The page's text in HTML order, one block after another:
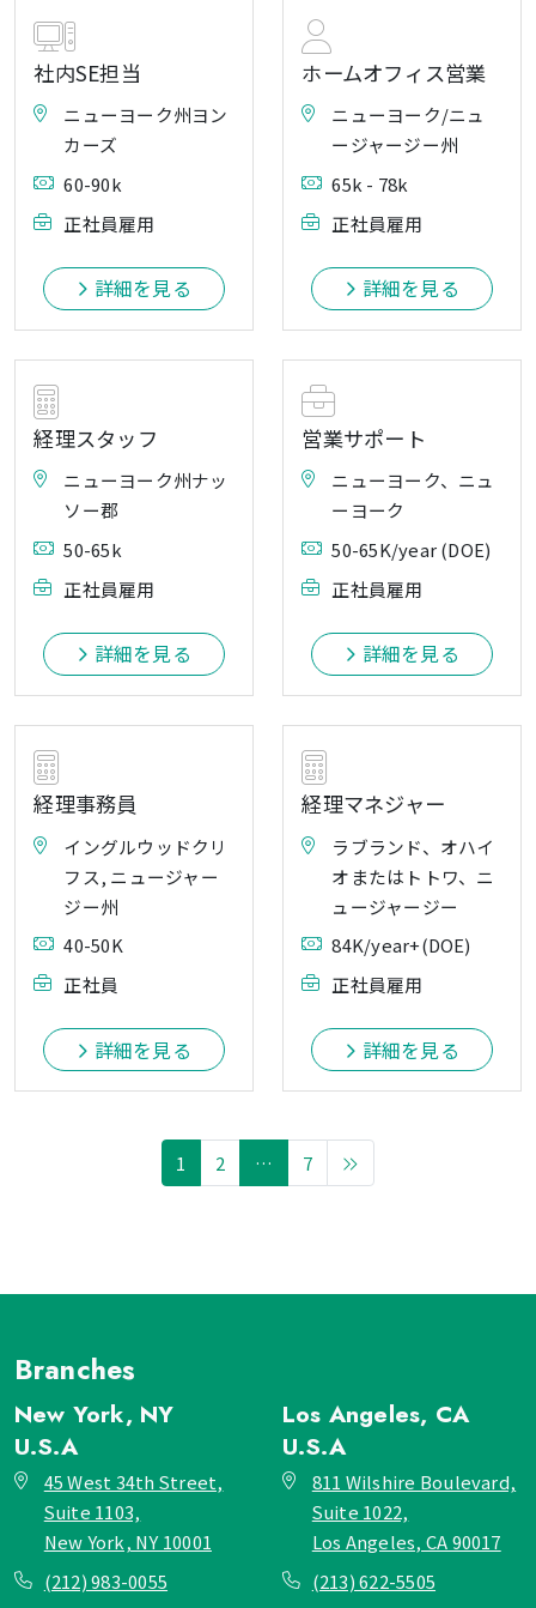
社内SE担当
ニューヨーク州ヨン
カーズ
60-90k
正社員雇用
詳細を見る
ホームオフィス営業
ニューヨーク/ニュ
ージャージー州
65k - 78k
正社員雇用
詳細を見る
経理スタッフ
ニューヨーク州ナッ
ソー郡
50-65k
正社員雇用
詳細を見る
営業サポート
ニューヨーク、ニュ
ーヨーク
50-65K/year (DOE)
正社員雇用
詳細を見る
経理事務員
イングルウッドクリ
フス, ニュージャー
ジー州
40-50K
正社員
詳細を見る
経理マネジャー
ラブランド、オハイ
オまたはトトワ、ニ
ュージャージー
84K/year+(DOE)
正社員雇用
詳細を見る
1 2 … 7
Branches
New York, NY
U.S.A
45 West 34th Street,
Suite 1103,
New York, NY 10001
(212) 983-0055
Los Angeles, CA
U.S.A
811 Wilshire Boulevard,
Suite 1022,
Los Angeles, CA 90017
(213) 622-5505